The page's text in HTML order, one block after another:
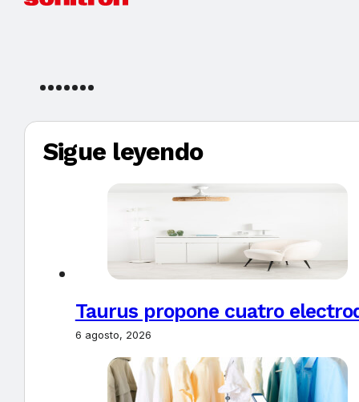
Sigue leyendo
Taurus propone cuatro
6 agosto, 2026